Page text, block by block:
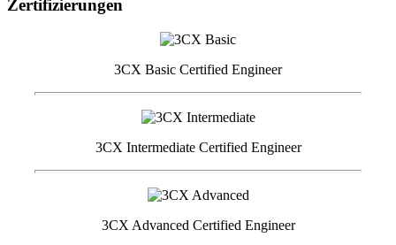
Zertifizierungen
3CX Basic Certified Engineer
3CX Intermediate Certified Engineer
3CX Advanced Certified Engineer